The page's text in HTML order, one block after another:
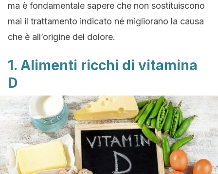
ma è fondamentale sapere che non sostituiscono
mai il trattamento indicato né migliorano la causa
che è all’origine del dolore.
1. Alimenti ricchi di vitamina
D